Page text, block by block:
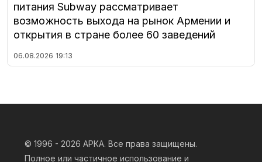
питания Subway рассматривает
возможность выхода на рынок Армении и
открытия в стране более 60 заведений
06.08.2026 19:13
© 1996 - 2026 АРКА. Все права защищены.
Полное или частичное использование и